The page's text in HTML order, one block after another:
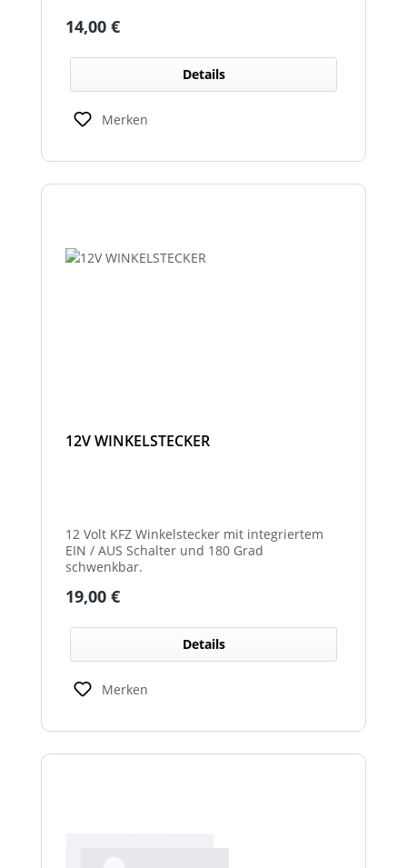
Regulärer Preis:
14,00 €
Details
Merken
12V WINKELSTECKER
12 Volt KFZ Winkelstecker mit integriertem
EIN / AUS Schalter und 180 Grad
schwenkbar.
Regulärer Preis:
19,00 €
Details
Merken